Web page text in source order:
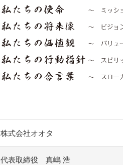
株式会社オオタ
代表取締役 真嶋 浩